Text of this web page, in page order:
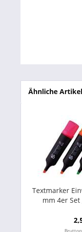
Ähnliche Artikel
Textmarker
mm 4er